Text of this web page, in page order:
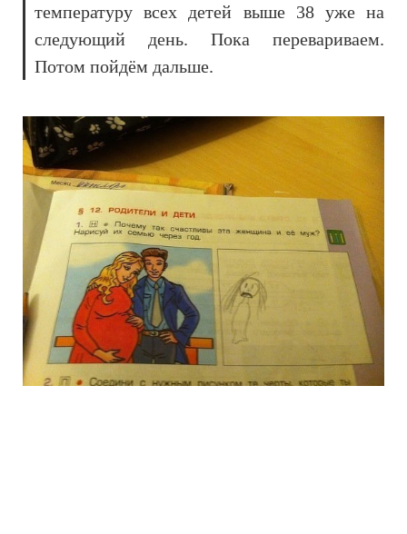
температуру всех детей выше 38 уже на
следующий день. Пока перевариваем.
Потом пойдём дальше.